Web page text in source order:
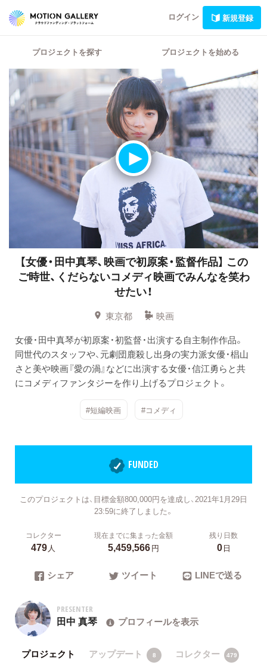
ログイン 新規登録
プロジェクトを探す プロジェクトを始める
【女優・田中真琴、映画で初原案・監督作品】 この
ご時世、くだらないコメディ映画でみんなを笑わ
せたい！
東京都
映画
女優・田中真琴が初原案・初監督・出演する自主制作作品。
同世代のスタッフや、元劇団鹿殺し出身の実力派女優・椙山
さと美や映画『愛の渦』などに出演する女優・信江勇らと共
にコメディファンタジーを作り上げるプロジェクト。
#短編映画 #コメディ
FUNDED
このプロジェクトは、目標金額800,000円を達成し、2021年1月29日
23:59に終了しました。
コレクター
479人
現在までに集まった金額
5,459,566円
残り日数
0日
シェア ツイート LINEで送る
PRESENTER
田中 真琴 プロフィールを表示
プロジェクト アップデート 8 コレクター 479